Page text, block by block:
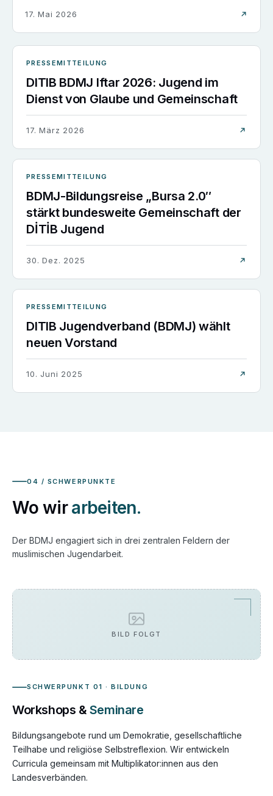
17. Mai 2026
PRESSEMITTEILUNG
DITIB BDMJ Iftar 2026: Jugend im
Dienst von Glaube und Gemeinschaft
17. März 2026
PRESSEMITTEILUNG
BDMJ-Bildungsreise „Bursa 2.0″
stärkt bundesweite Gemeinschaft der
DİTİB Jugend
30. Dez. 2025
PRESSEMITTEILUNG
DITIB Jugendverband (BDMJ) wählt
neuen Vorstand
10. Juni 2025
04 / SCHWERPUNKTE
Wo wirarbeiten.
Der BDMJ engagiert sich in drei zentralen Feldern der
muslimischen Jugendarbeit.
BILD FOLGT
SCHWERPUNKT 01 · BILDUNG
Workshops &Seminare
Bildungsangebote rund um Demokratie, gesellschaftliche
Teilhabe und religiöse Selbstreflexion. Wir entwickeln
Curricula gemeinsam mit Multiplikator:innen aus den
Landesverbänden.